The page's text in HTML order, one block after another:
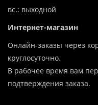
вс.: выходной
Интернет-магазин
Онлайн-заказы через
круглосуточно.
В рабочее время вам
подтверждения заказа.